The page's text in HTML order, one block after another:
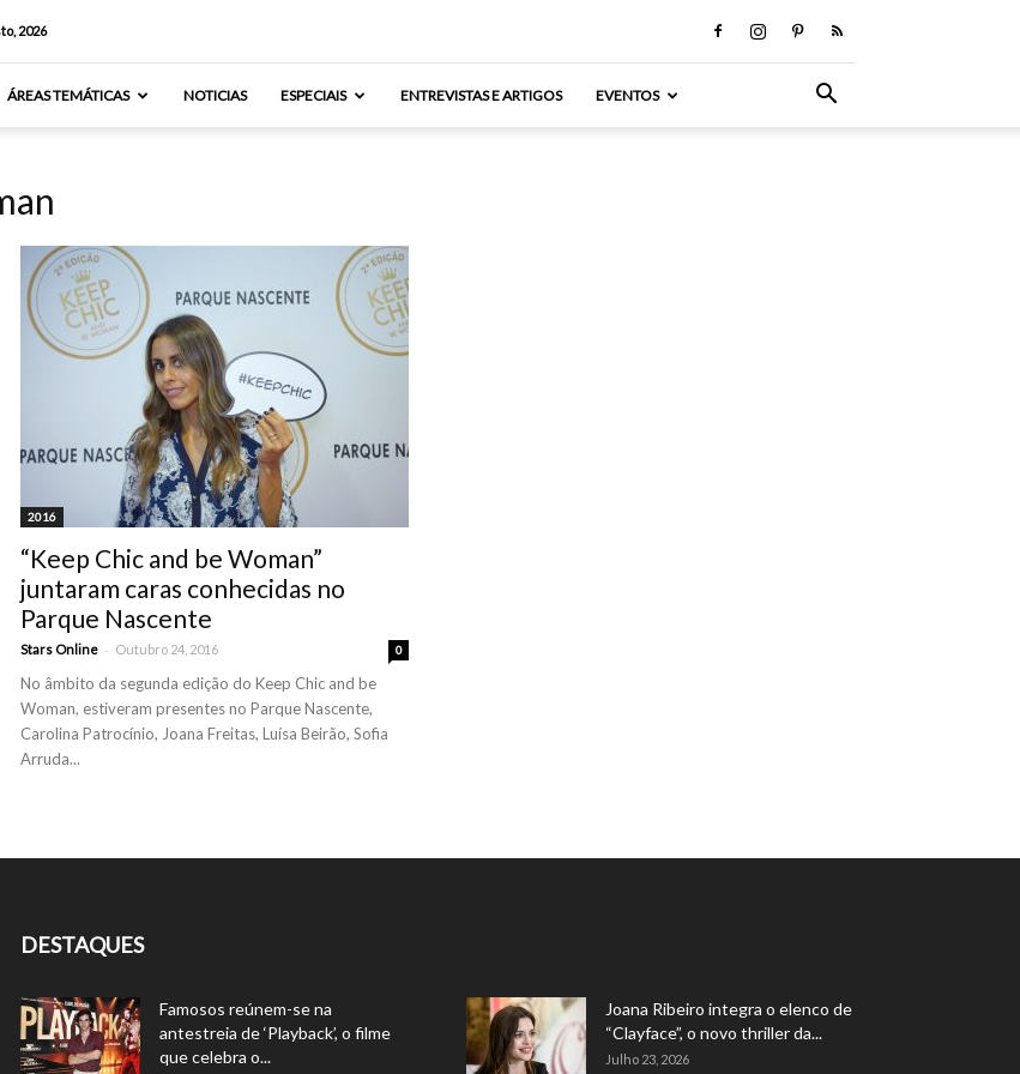
2026
ÁREAS TEMÁTICAS NOTICIAS ESPECIAIS ENTREVISTAS E ARTIGOS EVENTOS
2016
“Keep Chic and be Woman”
juntaram caras conhecidas no
Parque Nascente
Stars Online - Outubro 24, 2016 0
No âmbito da segunda edição do Keep Chic and be
Woman, estiveram presentes no Parque Nascente,
Carolina Patrocínio, Joana Freitas, Luísa Beirão, Sofia
Arruda...
DESTAQUES
Famosos reúnem-se na
antestreia de ‘Playback’, o filme
que celebra o...
Joana Ribeiro integra o elenco de
“Clayface”, o novo thriller da...
Julho 23, 2026